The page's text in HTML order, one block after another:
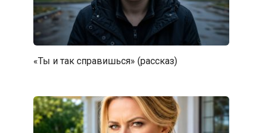
«Ты и так справишься» (рассказ)